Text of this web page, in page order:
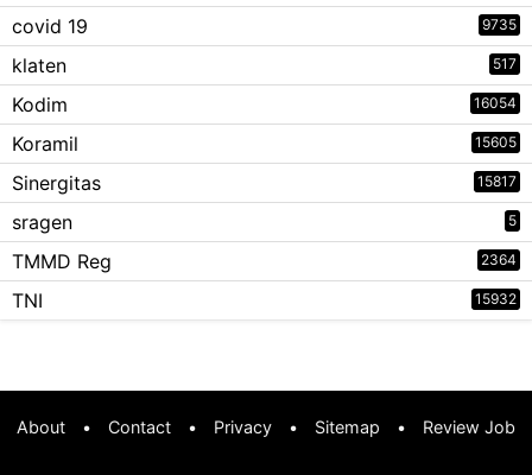
covid 19 9735
klaten 517
Kodim 16054
Koramil 15605
Sinergitas 15817
sragen 5
TMMD Reg 2364
TNI 15932
About • Contact • Privacy • Sitemap • Review Job